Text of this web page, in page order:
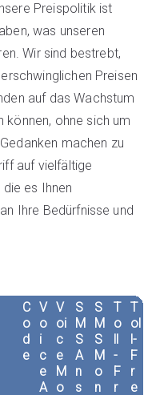
Preispolitik ist
was unseren
Wir sind bestrebt,
Preisen
auf das Wachstum
können, ohne sich um
machen zu
auf vielfältige
es Ihnen
Ihre Bedürfnisse und
C
o
d
e
V
o
i
c
e
A
V
oi
c
e
M
o
S
M
S
A
n
s
S
M
S
M
o
n
T
o
ll
-
F
r
T
ol
l-
F
r
e